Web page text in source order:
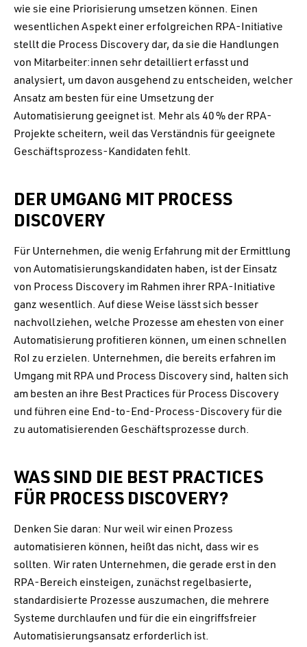
wie sie eine Priorisierung umsetzen können. Einen
wesentlichen Aspekt einer erfolgreichen RPA-Initiative
stellt die Process Discovery dar, da sie die Handlungen
von Mitarbeiter:innen sehr detailliert erfasst und
analysiert, um davon ausgehend zu entscheiden, welcher
Ansatz am besten für eine Umsetzung der
Automatisierung geeignet ist. Mehr als 40 % der RPA-
Projekte scheitern, weil das Verständnis für geeignete
Geschäftsprozess-Kandidaten fehlt.
DER UMGANG MIT PROCESS
DISCOVERY
Für Unternehmen, die wenig Erfahrung mit der Ermittlung
von Automatisierungskandidaten haben, ist der Einsatz
von Process Discovery im Rahmen ihrer RPA-Initiative
ganz wesentlich. Auf diese Weise lässt sich besser
nachvollziehen, welche Prozesse am ehesten von einer
Automatisierung profitieren können, um einen schnellen
RoI zu erzielen. Unternehmen, die bereits erfahren im
Umgang mit RPA und Process Discovery sind, halten sich
am besten an ihre Best Practices für Process Discovery
und führen eine End-to-End-Process-Discovery für die
zu automatisierenden Geschäftsprozesse durch.
WAS SIND DIE BEST PRACTICES
FÜR PROCESS DISCOVERY?
Denken Sie daran: Nur weil wir einen Prozess
automatisieren können, heißt das nicht, dass wir es
sollten. Wir raten Unternehmen, die gerade erst in den
RPA-Bereich einsteigen, zunächst regelbasierte,
standardisierte Prozesse auszumachen, die mehrere
Systeme durchlaufen und für die ein eingriffsfreier
Automatisierungsansatz erforderlich ist.